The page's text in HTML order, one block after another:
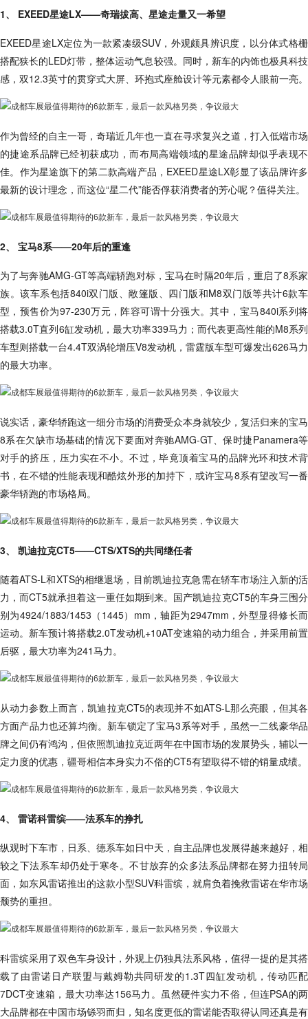
1、 EXEED星途LX——奇瑞拔高、星途走量又一希望
EXEED星途LX定位为一款紧凑级SUV，外观颇具辨识度，以分体式格栅
搭配狭长的LED灯带，整体运动气息较强。同时，新车的内饰也极具科技
感，双12.3英寸的贯穿式大屏、环抱式座舱设计等元素都令人眼前一亮。
作为曾经的自主一哥，奇瑞近几年也一直在寻求复兴之道，打入低端市场
的捷途系品牌已经初获成功，而布局高端领域的星途品牌却似乎表现不
佳。作为星途旗下的第二款高端产品，EXEED星途LX彰显了该品牌许多
最新的设计理念，而这位“星二代”能否俘获消费者的芳心呢？值得关注。
2、 宝马8系——20年后的重逢
为了与奔驰AMG-GT等高端轿跑对标，宝马在时隔20年后，重启了8系家
族。该车系包括840i双门版、敞篷版、四门版和M8双门版等共计6款车
型，预售价为97-230万元，阵容可谓十分强大。其中，宝马840i系列将
搭载3.0T直列6缸发动机，最大功率339马力；而代表更高性能的M8系列
车型则搭载一台4.4T双涡轮增压V8发动机，雷霆版车型可爆发出626马力
的最大功率。
说实话，豪华轿跑这一细分市场的消费受众本身就较少，复活归来的宝马
8系在欠缺市场基础的情况下要面对奔驰AMG-GT、保时捷Panamera等
对手的挤压，压力实在不小。不过，毕竟顶着宝马的品牌光环和技术背
书，在不错的性能表现和酷炫外形的加持下，或许宝马8系有望改写一番
豪华轿跑的市场格局。
3、 凯迪拉克CT5——CTS/XTS的共同继任者
随着ATS-L和XTS的相继退场，目前凯迪拉克急需在轿车市场注入新的活
力，而CT5就承担着这一重任如期到来。国产凯迪拉克CT5的车身三围分
别为4924/1883/1453（1445）mm，轴距为2947mm，外型显得修长而
运动。新车预计将搭载2.0T发动机+10AT变速箱的动力组合，并采用前置
后驱，最大功率为241马力。
从动力参数上而言，凯迪拉克CT5的表现并不如ATS-L那么亮眼，但其各
方面产品力也还算均衡。新车锁定了宝马3系等对手，虽然一二线豪华品
牌之间仍有鸿沟，但依照凯迪拉克近两年在中国市场的发展势头，辅以一
定力度的优惠，疆哥相信本身实力不俗的CT5有望取得不错的销量成绩。
4、 雷诺科雷缤——法系车的挣扎
纵观时下车市，日系、德系车如日中天，自主品牌也发展得越来越好，相
较之下法系车却仍处于寒冬。不甘放弃的众多法系品牌都在努力扭转局
面，如东风雷诺推出的这款小型SUV科雷缤，就肩负着挽救雷诺在华市场
颓势的重担。
科雷缤采用了双色车身设计，外观上仍独具法系风格，值得一提的是其搭
载了由雷诺日产联盟与戴姆勒共同研发的1.3T四缸发动机，传动匹配
7DCT变速箱，最大功率达156马力。虽然硬件实力不俗，但连PSA的两
大品牌都在中国市场铩羽而归，知名度更低的雷诺能否取得认同还真是有